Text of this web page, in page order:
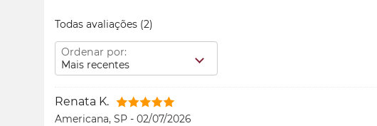
Todas avaliações (2)
Ordenar por:
Mais recentes
Renata K.
Americana, SP - 02/07/2026